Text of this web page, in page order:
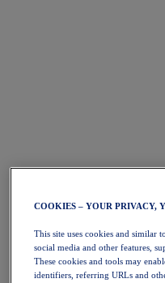
COOKIES – YOUR PRIVACY,
This site uses cookies and similar
social media and other features,
These cookies and tools may
identifiers, referring URLs and